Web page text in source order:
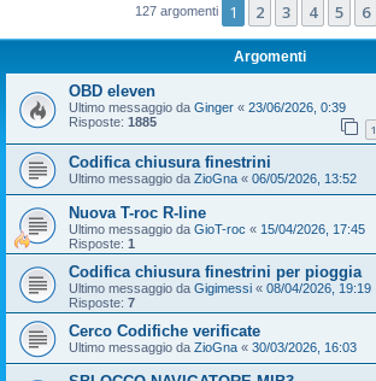
127 argomenti 1 2 3 4 5 6
Argomenti
OBD eleven
Ultimo messaggio da Ginger « 23/06/2026, 0:39
Risposte: 1885 1
Codifica chiusura finestrini
Ultimo messaggio da ZioGna « 06/05/2026, 13:52
Nuova T-roc R-line
Ultimo messaggio da GioT-roc « 15/04/2026, 17:45
Risposte: 1
Codifica chiusura finestrini per pioggia
Ultimo messaggio da Gigimessi « 08/04/2026, 19:19
Risposte: 7
Cerco Codifiche verificate
Ultimo messaggio da ZioGna « 30/03/2026, 16:03